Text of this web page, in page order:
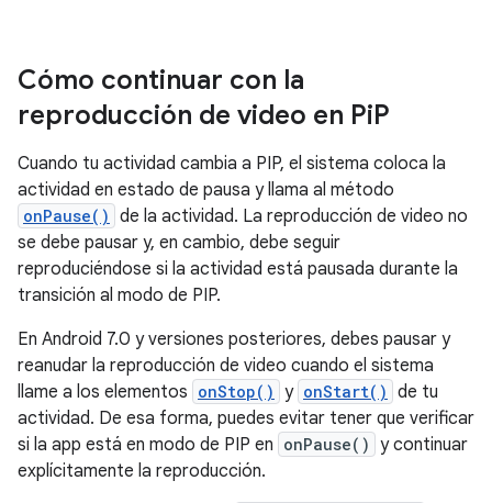
Cómo continuar con la
reproducción de video en PiP
Cuando tu actividad cambia a PIP, el sistema coloca la
actividad en estado de pausa y llama al método
onPause() de la actividad. La reproducción de video no
se debe pausar y, en cambio, debe seguir
reproduciéndose si la actividad está pausada durante la
transición al modo de PIP.
En Android 7.0 y versiones posteriores, debes pausar y
reanudar la reproducción de video cuando el sistema
llame a los elementos onStop() y onStart() de tu
actividad. De esa forma, puedes evitar tener que verificar
si la app está en modo de PIP en onPause() y continuar
explícitamente la reproducción.